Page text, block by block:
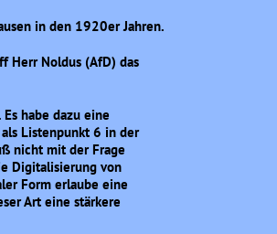
in den 1920er Jahren.
Herr Noldus (AfD) das
habe dazu eine
Listenpunkt 6 in der
nicht mit der Frage
Digitalisierung von
Form erlaube eine
Art eine stärkere